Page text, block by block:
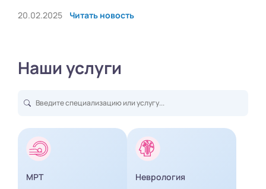
20.02.2025
Читать новость
Наши услуги
МРТ
Неврология